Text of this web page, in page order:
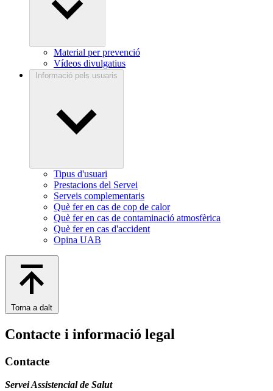
Material per prevenció
Vídeos divulgatius
Informació pels usuaris
Tipus d'usuari
Prestacions del Servei
Serveis complementaris
Què fer en cas de cop de calor
Què fer en cas de contaminació atmosfèrica
Què fer en cas d'accident
Opina UAB
Torna a dalt
Contacte i informació legal
Contacte
Servei Assistencial de Salut